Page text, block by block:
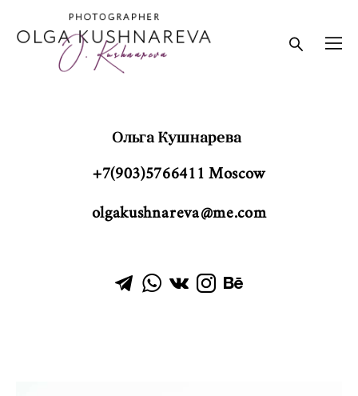
Ольга Кушнарева
+7(903)5766411 Moscow
olgakushnareva@me.com